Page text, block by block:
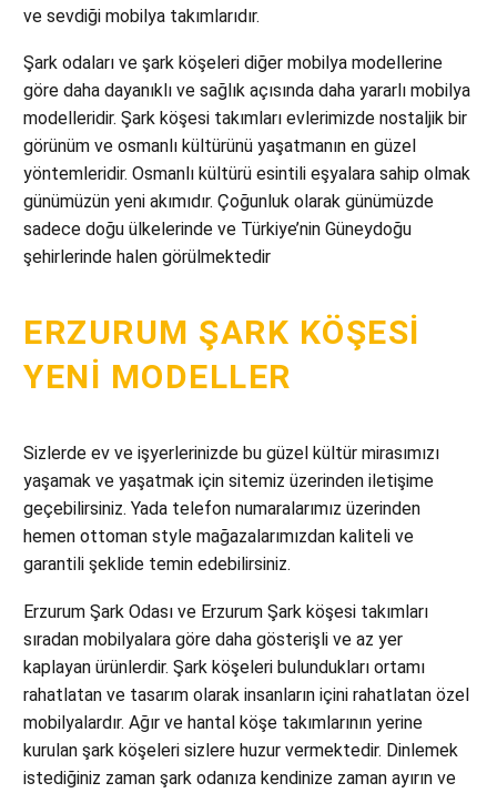
ve sevdiği mobilya takımlarıdır.
Şark odaları ve şark köşeleri diğer mobilya modellerine
göre daha dayanıklı ve sağlık açısında daha yararlı mobilya
modelleridir. Şark köşesi takımları evlerimizde nostaljik bir
görünüm ve osmanlı kültürünü yaşatmanın en güzel
yöntemleridir. Osmanlı kültürü esintili eşyalara sahip olmak
günümüzün yeni akımıdır. Çoğunluk olarak günümüzde
sadece doğu ülkelerinde ve Türkiye’nin Güneydoğu
şehirlerinde halen görülmektedir
ERZURUM ŞARK KÖŞESI
YENI MODELLER
Sizlerde ev ve işyerlerinizde bu güzel kültür mirasımızı
yaşamak ve yaşatmak için sitemiz üzerinden iletişime
geçebilirsiniz. Yada telefon numaralarımız üzerinden
hemen ottoman style mağazalarımızdan kaliteli ve
garantili şeklide temin edebilirsiniz.
Erzurum Şark Odası ve Erzurum Şark köşesi takımları
sıradan mobilyalara göre daha gösterişli ve az yer
kaplayan ürünlerdir. Şark köşeleri bulundukları ortamı
rahatlatan ve tasarım olarak insanların içini rahatlatan özel
mobilyalardır. Ağır ve hantal köşe takımlarının yerine
kurulan şark köşeleri sizlere huzur vermektedir. Dinlemek
istediğiniz zaman şark odanıza kendinize zaman ayırın ve